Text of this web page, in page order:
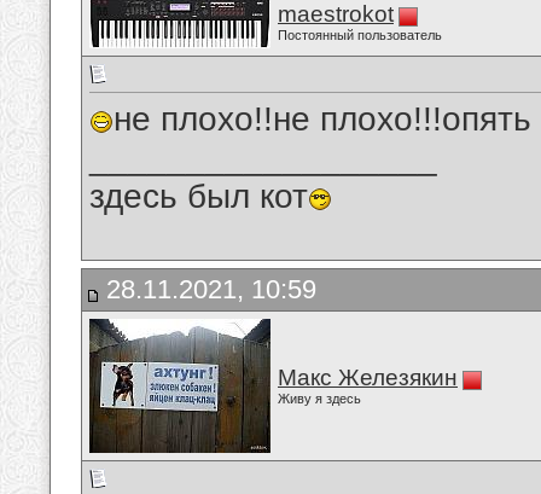
maestrokot
Постоянный пользователь
не плохо!!не
здесь был кот
28.11.2021, 10:59
Макс Железякин
Живу я здесь